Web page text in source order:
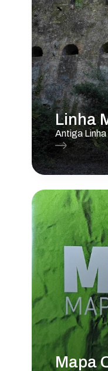
Linha
Antiga
Mapa